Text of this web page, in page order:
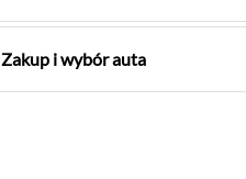
Zakup i wybór auta